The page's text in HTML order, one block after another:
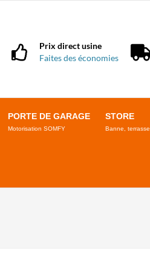
Prix direct usine
Faites des économies
PORTE DE GARAGE
Motorisation SOMFY
STORE
Banne, terrasse